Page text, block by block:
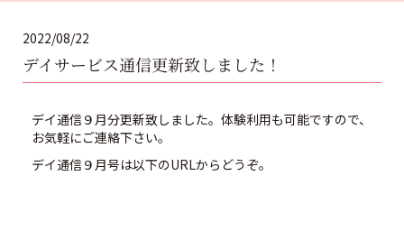
会社
2022/08/22
デイサービス通信更新致しました！
デイ通信９月分更新致しました。体験利用も可能ですので、
お気軽にご連絡下さい。
デイ通信９月号は以下のURLからどうぞ。